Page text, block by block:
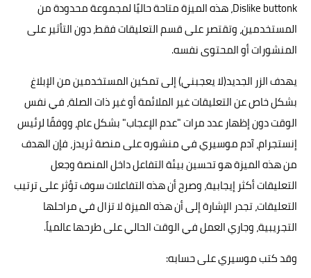
Dislike buttonk، هذه الميزة متاحة حاليًا لمجموعة محدودة من
المستخدمين، وتقتصر على قسم التعليقات فقط، دون التأثير على
المنشورات أو المحتوى نفسه.
يهدف الزر الجديد(لا يعجبني) إلى تمكين المستخدمين من الإبلاغ
بشكل خاص عن التعليقات غير الملائمة أو غير ذات الصلة، في نفس
الوقت دون إظهار عدد مرات "عدم الإعجاب" بشكل عام، ووفقًا لرئيس
إنستجرام، آدم موسيري فيمنشورهعلى منصة ثريدز، فإن الهدف
من هذه الميزة هو تحسين بيئة التفاعل داخل المنصة وجعل
التعليقات أكثر إيجابية، وصرح أن هذه التفاعلات سوف تؤثر على ترتيب
التعليقات، تجدر الإشارة إلى أن هذه الميزة لا تزال في مراحلها
التجريبية، وجاري العمل في الوقت الحالي على طرحها عالمياً.
وقد كتب موسيري على حسابه: